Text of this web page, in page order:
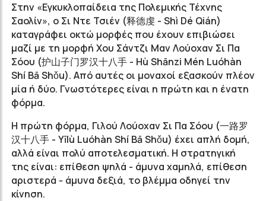
Στην «Εγκυκλοπαίδεια της Πολεμικής Τέχνης
Σαολίν», ο Σι Ντε Τσιέν (释德虔 - Shì Dé Qián)
καταγράφει οκτώ μορφές που έχουν επιβιώσει
μαζί με τη μορφή Χου Σάντζι Μαν Λούοχαν Σι Πα
Σόου (护山子门罗汉十八手 - Hù Shānzi Mén Luóhàn
Shí Bā Shǒu). Από αυτές οι μοναχοί εξασκούν πλέον
μία ή δύο. Γνωστότερες είναι η πρώτη και η ένατη
φόρμα.
Η πρώτη φόρμα, Γιλού Λούοχαν Σι Πα Σόου (一路罗
汉十八手 - Yīlù Luóhàn Shí Bā Shǒu) έχει απλή δομή,
αλλά είναι πολύ αποτελεσματική. Η στρατηγική
της είναι: επίθεση ψηλά - άμυνα χαμηλά, επίθεση
αριστερά - άμυνα δεξιά, το βλέμμα οδηγεί την
κίνηση.